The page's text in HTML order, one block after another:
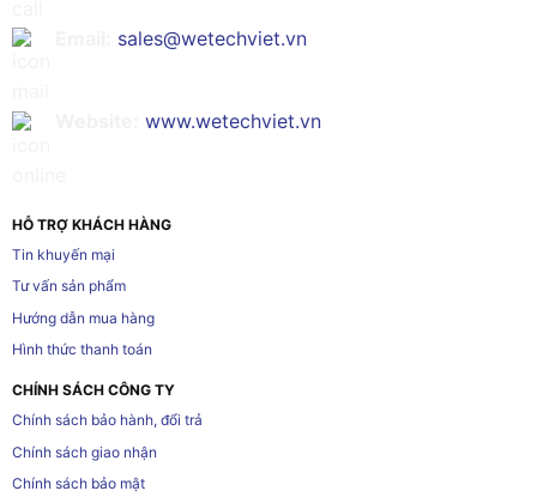
sales@wetechviet.vn
www.wetechviet.vn
HỖ TRỢ KHÁCH HÀNG
Tin khuyến mại
Tư vấn sản phẩm
Hướng dẫn mua hàng
Hình thức thanh toán
CHÍNH SÁCH CÔNG TY
Chính sách bảo hành, đổi trả
Chính sách giao nhận
Chính sách bảo mật